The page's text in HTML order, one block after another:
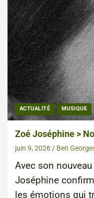
ACTUALITÉ MUSIQUE
Zoé Joséphine >
juin 9, 2026 Ben
Avec son
Joséphine
les émotions qui